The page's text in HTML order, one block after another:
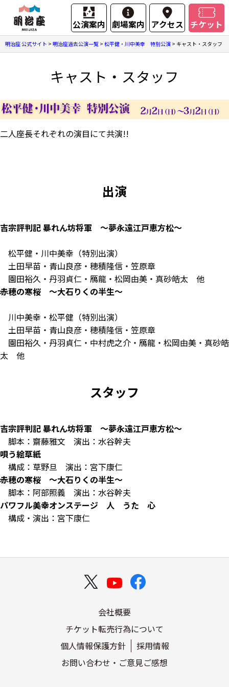
公演案内 劇場案内 アクセス チケット
明治座 公式サイト > 明治座過去公演一覧 > 松平健・川中美幸 特別公演 > キャスト・スタッフ
キャスト・スタッフ
二人座長それぞれの演目にて共演!!
出演
吉宗評判記暴れん坊将軍 ～夢永遠江戸恵方松～
松平健・川中美幸 （特別出演）
土田早苗・青山良彦・穂積隆信・笠原章
園田裕久・丹羽貞仁・鴈龍・松岡由美・真砂皓太 他
赤穂の寒桜 ～大石りくの半生～
川中美幸・松平健 （特別出演）
土田早苗・青山良彦・穂積隆信・笠原章
園田裕久・丹羽貞仁・中村虎之介・鴈龍・松岡由美・真砂皓
太 他
スタッフ
吉宗評判記暴れん坊将軍 ～夢永遠江戸恵方松～
脚本：齋藤雅文 演出：水谷幹夫
唄う絵草紙
構成：草野旦 演出：宮下康仁
赤穂の寒桜 ～大石りくの半生～
脚本：阿部照義 演出：水谷幹夫
パワフル美幸オンステージ 人 うた 心
構成・演出：宮下康仁
会社概要
チケット転売行為について
個人情報保護方針
採用情報
お問い合わせ・ご意見ご感想